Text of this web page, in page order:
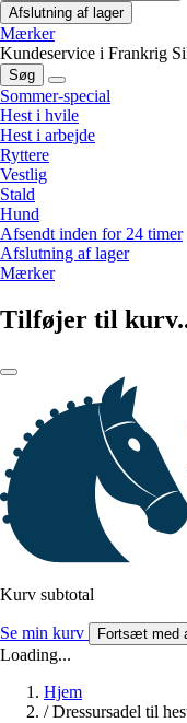
Afslutning af lager
Mærker
Kundeservice i Frankrig
Søg
Sommer-special
Hest i hvile
Hest i arbejde
Ryttere
Vestlig
Stald
Hund
Afsendt inden for 24 timer
Afslutning af lager
Mærker
Tilføjer til
Kurv subtotal
Se min kurv Fortsæt med
Loading...
Hjem
/ Dressursadel til